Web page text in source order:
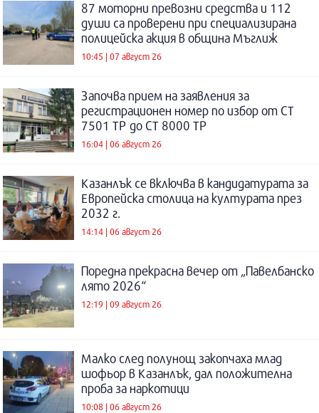
87 моторни превозни средства и 112
души са проверени при специализирана
полицейска акция в община Мъглиж
10:45 | 07 август 26
Започва прием на заявления за
регистрационен номер по избор от СТ
7501 ТР до СТ 8000 ТР
16:04 | 06 август 26
Казанлък се включва в кандидатурата за
Европейска столица на културата през
2032 г.
14:14 | 06 август 26
Поредна прекрасна вечер от „Павелбанско
лято 2026“
12:19 | 09 август 26
Малко след полунощ закопчаха млад
шофьор в Казанлък, дал положителна
проба за наркотици
10:08 | 06 август 26